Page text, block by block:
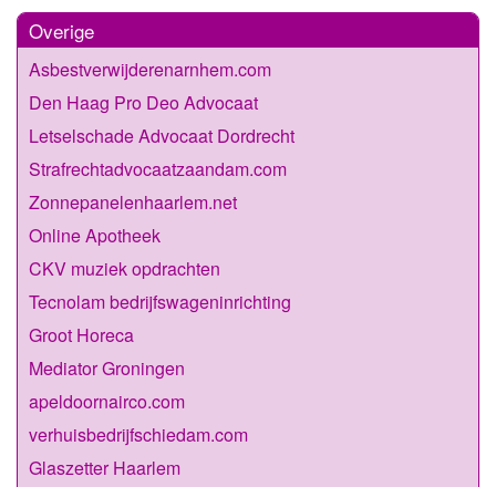
Overige
Asbestverwijderenarnhem.com
Den Haag Pro Deo Advocaat
Letselschade Advocaat Dordrecht
Strafrechtadvocaatzaandam.com
Zonnepanelenhaarlem.net
Online Apotheek
CKV muziek opdrachten
Tecnolam bedrijfswageninrichting
Groot Horeca
Mediator Groningen
apeldoornairco.com
verhuisbedrijfschiedam.com
Glaszetter Haarlem